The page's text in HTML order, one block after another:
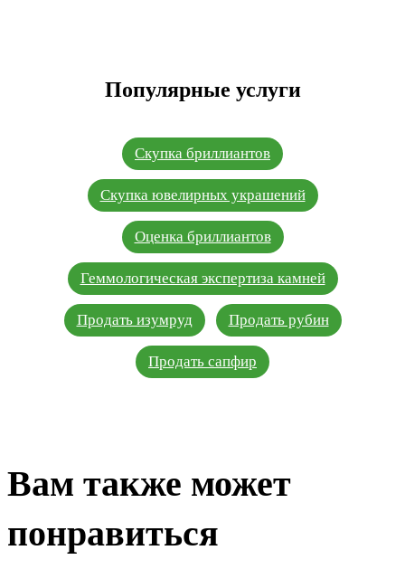
Популярные услуги
Скупка бриллиантов
Скупка ювелирных украшений
Оценка бриллиантов
Геммологическая экспертиза камней
Продать изумруд Продать рубин
Продать сапфир
Вам также может
понравиться